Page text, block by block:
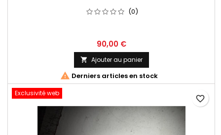
(0)
90,00 €
 Ajouter au panier
 Derniers articles en stock
Exclusivité web
favorite_border